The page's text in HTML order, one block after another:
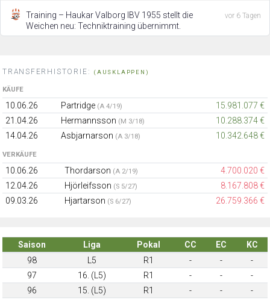
Training – Haukar Valborg IBV 1955 stellt die
Weichen neu: Techniktraining übernimmt.
vor 6 Tagen
TRANSFERHISTORIE: (AUSKLAPPEN)
KÄUFE
10.06.26 Partridge (A 4/19)
15.981.077 €
21.04.26
Hermannsson (M 3/18)
10.288.374 €
14.04.26
Asbjarnarson (A 3/18) 10.342.648 €
VERKÄUFE
10.06.26 Thordarson (A 2/19)
4.700.020 €
12.04.26
Hjörleifsson (S 5/27)
8.167.808 €
09.03.26
Hjartarson (S 6/27) 26.759.366 €
Saison Liga Pokal CC EC
KC
98
L5 R1 - -
-
97
16. (L5) R1 - -
-
96
15. (L5) R1 - -
-